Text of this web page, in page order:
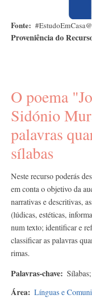
Fonte #EstudoEmCasa@
Proveniência do
O poema
Sidónio
palavras
sílabas
Neste recurso poderás
em conta o objetivo da
narrativas e descritivas,
(lúdicas, estéticas,
num texto; identificar e
classificar as palavras
rimas.
Palavras-chave
Área Línguas e